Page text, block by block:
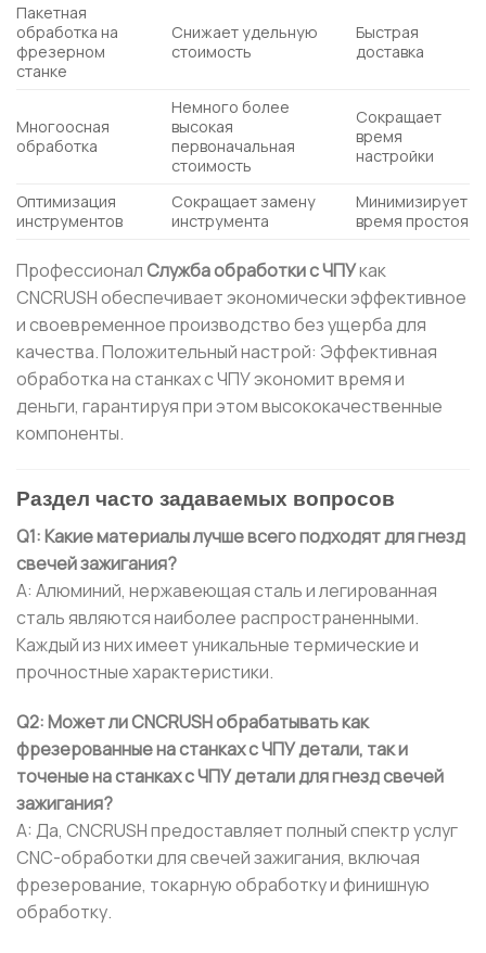
Пакетная
обработка на
фрезерном
станке
Снижает удельную
стоимость
Быстрая
доставка
Многоосная
обработка
Немного более
высокая
первоначальная
стоимость
Сокращает
время
настройки
Оптимизация
инструментов
Сокращает замену
инструмента
Минимизирует
время простоя
ПрофессионалСлужба обработки с ЧПУкак
CNCRUSH обеспечивает экономически эффективное
и своевременное производство без ущерба для
качества. Положительный настрой: Эффективная
обработка на станках с ЧПУ экономит время и
деньги, гарантируя при этом высококачественные
компоненты.
Раздел часто задаваемых вопросов
Q1: Какие материалы лучше всего подходят для гнезд
свечей зажигания?
А: Алюминий, нержавеющая сталь и легированная
сталь являются наиболее распространенными.
Каждый из них имеет уникальные термические и
прочностные характеристики.
Q2: Может ли CNCRUSH обрабатывать как
фрезерованные на станках с ЧПУ детали, так и
точеные на станках с ЧПУ детали для гнезд свечей
зажигания?
A: Да, CNCRUSH предоставляет полный спектр услуг
CNC-обработки для свечей зажигания, включая
фрезерование, токарную обработку и финишную
обработку.